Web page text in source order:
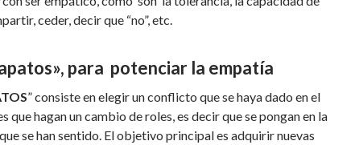
ceder, decir que “no”, etc.
para potenciar la empatía
” consiste en elegir un conflicto que se haya dado en el
que hagan un cambio de roles, es decir que se pongan en la
se han sentido. El objetivo principal es adquirir nuevas